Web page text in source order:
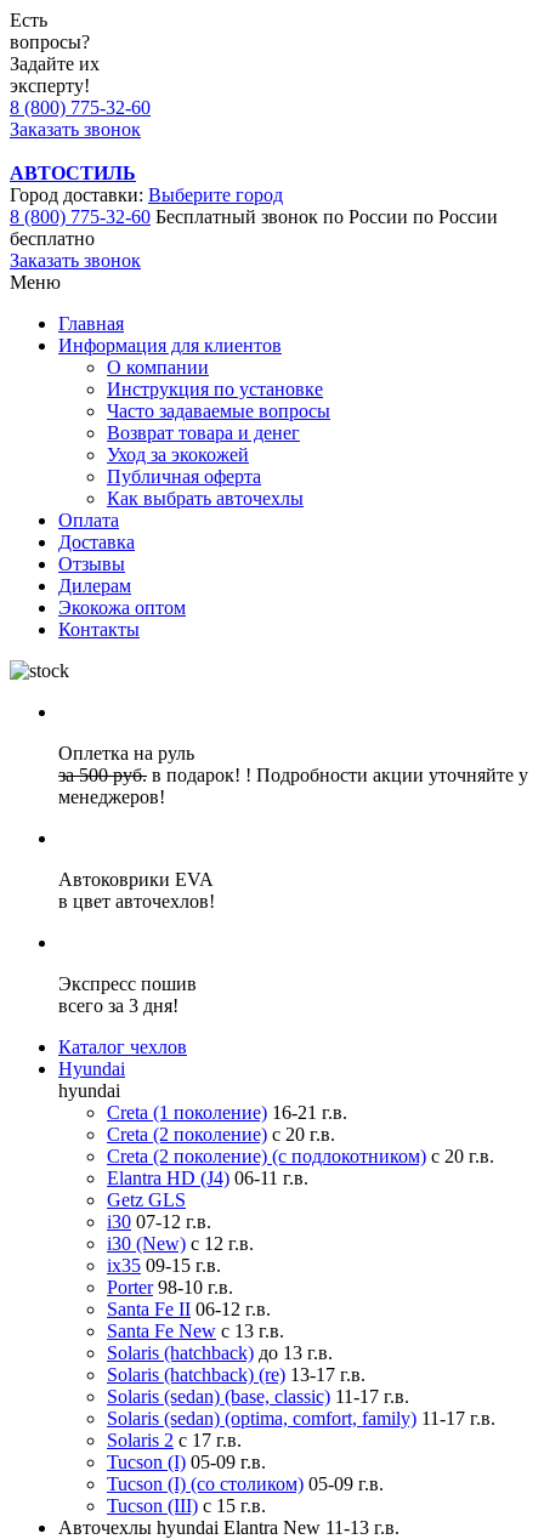
Есть
вопросы?
Задайте их
эксперту!
8 (800) 775-32-60
Заказать звонок
АВТОСТИЛЬ
Город доставки: Выберите город
8 (800) 775-32-60 Бесплатный звонок по России по России
бесплатно
Заказать звонок
Меню
Главная
Информация для клиентов
О компании
Инструкция по установке
Часто задаваемые вопросы
Возврат товара и денег
Уход за экокожей
Публичная оферта
Как выбрать авточехлы
Оплата
Доставка
Отзывы
Дилерам
Экокожа оптом
Контакты
Оплетка на руль
за 500 руб. в подарок! ! Подробности акции уточняйте у
менеджеров!
Автоковрики EVA
в цвет авточехлов!
Экспресс пошив
всего за 3 дня!
Каталог чехлов
Hyundai
hyundai
Creta (1 поколение) 16-21 г.в.
Creta (2 поколение) с 20 г.в.
Creta (2 поколение) (с подлокотником) с 20 г.в.
Elantra HD (J4) 06-11 г.в.
Getz GLS
i30 07-12 г.в.
i30 (New) с 12 г.в.
ix35 09-15 г.в.
Porter 98-10 г.в.
Santa Fe II 06-12 г.в.
Santa Fe New с 13 г.в.
Solaris (hatchback) до 13 г.в.
Solaris (hatchback) (re) 13-17 г.в.
Solaris (sedan) (base, classic) 11-17 г.в.
Solaris (sedan) (optima, comfort, family) 11-17 г.в.
Solaris 2 с 17 г.в.
Tucson (I) 05-09 г.в.
Tucson (I) (со столиком) 05-09 г.в.
Tucson (III) с 15 г.в.
Авточехлы hyundai Elantra New 11-13 г.в.